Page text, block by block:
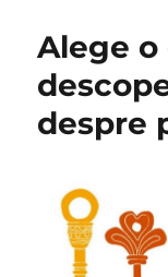
Alege o
despre